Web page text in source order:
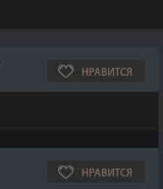
НРАВИТСЯ
НРАВИТСЯ